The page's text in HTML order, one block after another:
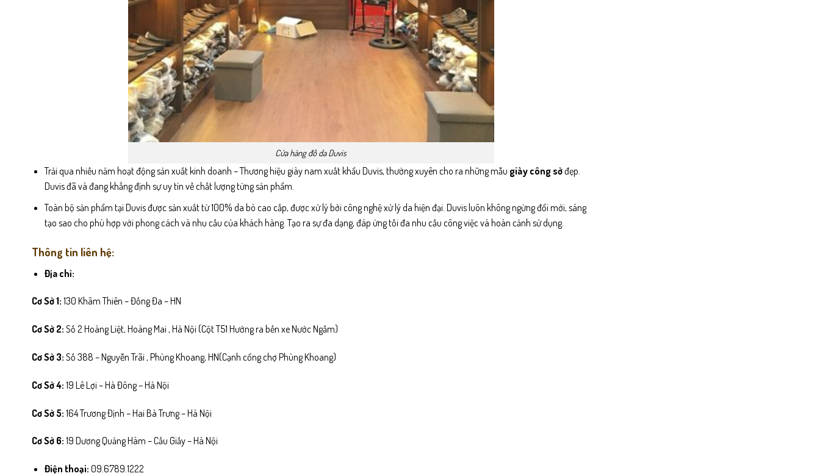
Cửa hàng đồ da Duvis
Trải qua nhiều năm hoạt động sản xuất kinh doanh – Thương hiệu giày nam xuất khẩu Duvis, thường xuyên cho ra những mẫu giày công sởđẹp.
Duvis đã và đang khẳng định sự uy tín về chất lượng từng sản phẩm.
Toàn bộ sản phẩm tại Duvis được sản xuất từ 100% da bò cao cấp, được xử lý bởi công nghệ xử lý da hiện đại. Duvis luôn không ngừng đổi mới, sáng
tạo sao cho phù hợp với phong cách và nhu cầu của khách hàng. Tạo ra sự đa dạng, đáp ứng tối đa nhu cầu công việc và hoàn cảnh sử dụng.
Thông tin liên hệ:
Địa chỉ:
Cơ Sở 1: 130 Khâm Thiên – Đống Đa – HN
Cơ Sở 2: Số 2 Hoàng Liệt, Hoàng Mai , Hà Nội (Cột T51 Hướng ra bến xe Nước Ngầm)
Cơ Sở 3: Số 388 – Nguyễn Trãi , Phùng Khoang, HN(Cạnh cổng chợ Phùng Khoang)
Cơ Sở 4: 19 Lê Lợi – Hà Đông – Hà Nội
Cơ Sở 5: 164 Trương Định – Hai Bà Trưng – Hà Nội
Cơ Sở 6: 19 Dương Quảng Hàm – Cầu Giấy – Hà Nội
Điện thoại: 09.6789.1222